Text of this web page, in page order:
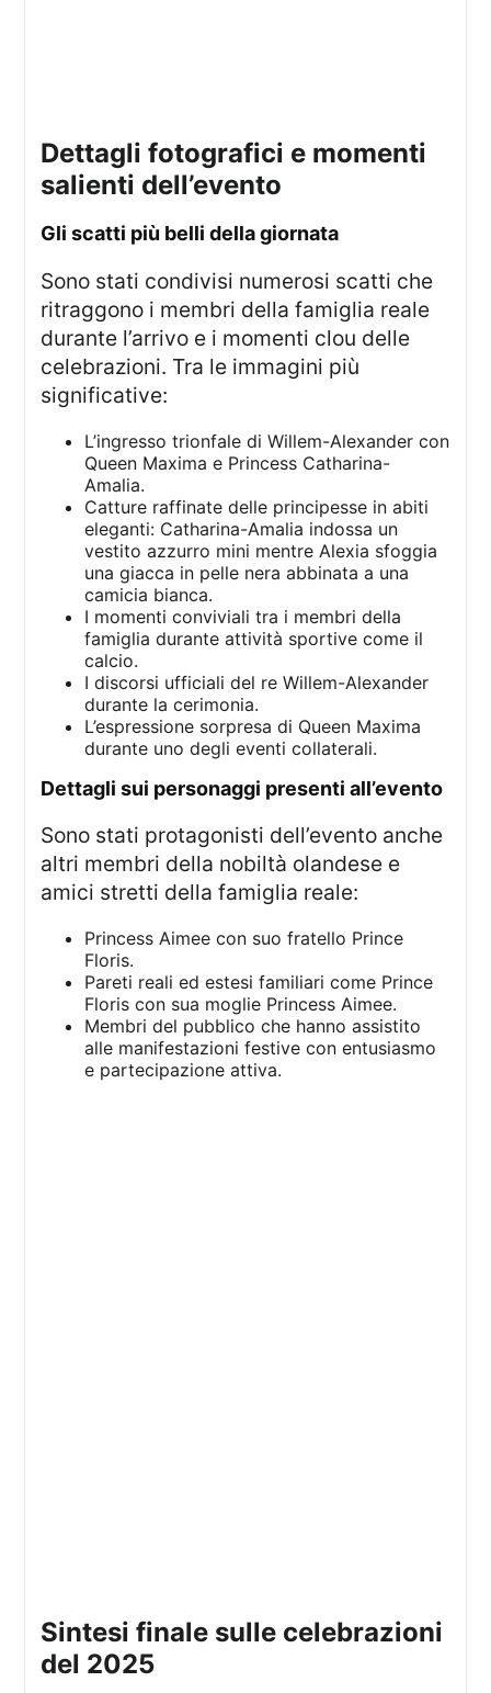
dettagli fotografici e momenti
salienti dell’evento
gli scatti più belli della giornata
Sono stati condivisi numerosi scatti che
ritraggono i membri della famiglia reale
durante l’arrivo e i momenti clou delle
celebrazioni. Tra le immagini più
significative:
L’ingresso trionfale di Willem-Alexander con
Queen Maxima e Princess Catharina-
Amalia.
Catture raffinate delle principesse in abiti
eleganti: Catharina-Amalia indossa un
vestito azzurro mini mentre Alexia sfoggia
una giacca in pelle nera abbinata a una
camicia bianca.
I momenti conviviali tra i membri della
famiglia durante attività sportive come il
calcio.
I discorsi ufficiali del re Willem-Alexander
durante la cerimonia.
L’espressione sorpresa di Queen Maxima
durante uno degli eventi collaterali.
dettagli sui personaggi presenti all’evento
Sono stati protagonisti dell’evento anche
altri membri della nobiltà olandese e
amici stretti della famiglia reale:
Princess Aimee con suo fratello Prince
Floris.
Pareti reali ed estesi familiari come Prince
Floris con sua moglie Princess Aimee.
Membri del pubblico che hanno assistito
alle manifestazioni festive con entusiasmo
e partecipazione attiva.
sintesi finale sulle celebrazioni
del 2025